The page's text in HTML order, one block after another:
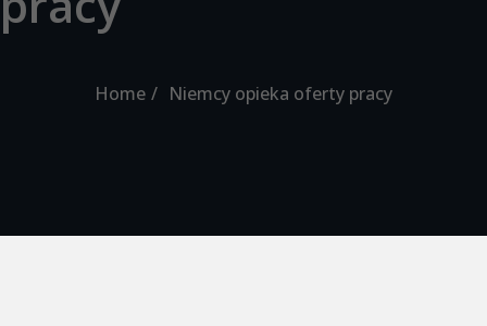
Home Niemcy opieka oferty pracy